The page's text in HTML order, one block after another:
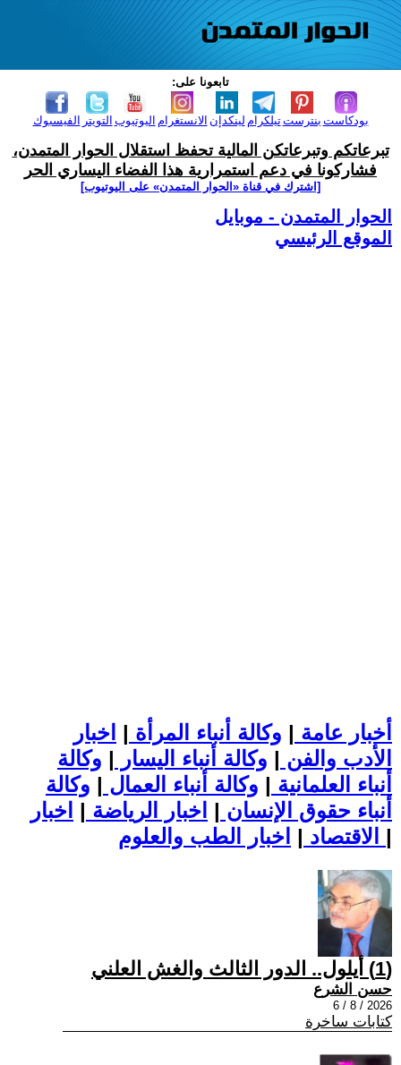
تابعونا على:
الفيسبوك التويتر اليوتيوب الانستغرام لينكدإن تيلكرامبنترست بودكاست
تبرعاتكم وتبرعاتكن المالية تحفظ استقلال الحوار المتمدن،
فشاركونا في دعم استمرارية هذا الفضاء اليساري الحر
[اشترك في قناة ‫«الحوار المتمدن» على اليوتيوب]
الحوار المتمدن - موبايل
الموقع الرئيسي
أخبار عامة | وكالة أنباء المرأة | اخبار
الأدب والفن | وكالة أنباء اليسار | وكالة
أنباء العلمانية | وكالة أنباء العمال | وكالة
أنباء حقوق الإنسان | اخبار الرياضة | اخبار
الاقتصاد | |
(1) أيلول.. الدور الثالث والغش العلني
حسن الشرع
2026 / 8 / 6
كتابات ساخرة